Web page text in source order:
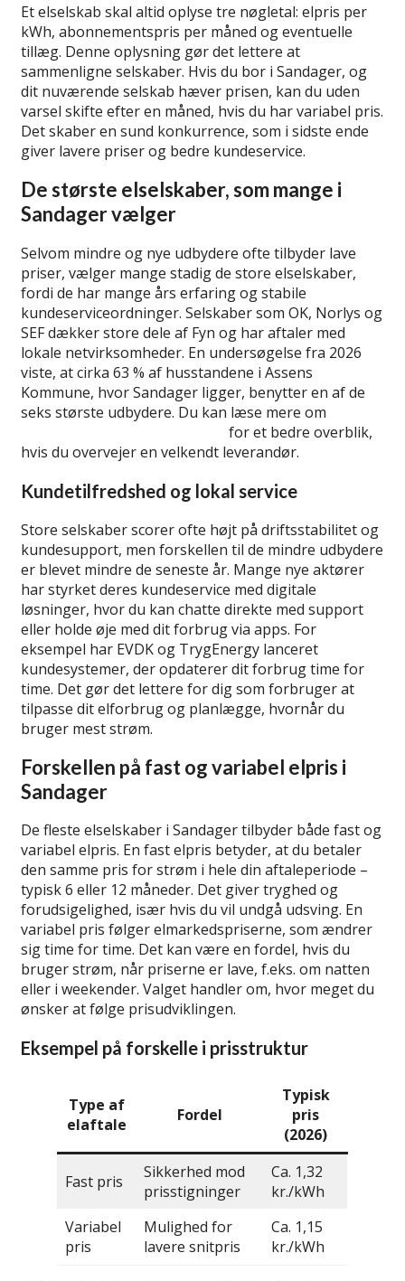
Et elselskab skal altid oplyse tre nøgletal: elpris per
kWh, abonnementspris per måned og eventuelle
tillæg. Denne oplysning gør det lettere at
sammenligne selskaber. Hvis du bor i Sandager, og
dit nuværende selskab hæver prisen, kan du uden
varsel skifte efter en måned, hvis du har variabel pris.
Det skaber en sund konkurrence, som i sidste ende
giver lavere priser og bedre kundeservice.
De største elselskaber, som mange i
Sandager vælger
Selvom mindre og nye udbydere ofte tilbyder lave
priser, vælger mange stadig de store elselskaber,
fordi de har mange års erfaring og stabile
kundeserviceordninger. Selskaber som OK, Norlys og
SEF dækker store dele af Fyn og har aftaler med
lokale netvirksomheder. En undersøgelse fra 2026
viste, at cirka 63 % af husstandene i Assens
Kommune, hvor Sandager ligger, benytter en af de
seks største udbydere. Du kan læse mere om
for et bedre overblik,
hvis du overvejer en velkendt leverandør.
Kundetilfredshed og lokal service
Store selskaber scorer ofte højt på driftsstabilitet og
kundesupport, men forskellen til de mindre udbydere
er blevet mindre de seneste år. Mange nye aktører
har styrket deres kundeservice med digitale
løsninger, hvor du kan chatte direkte med support
eller holde øje med dit forbrug via apps. For
eksempel har EVDK og TrygEnergy lanceret
kundesystemer, der opdaterer dit forbrug time for
time. Det gør det lettere for dig som forbruger at
tilpasse dit elforbrug og planlægge, hvornår du
bruger mest strøm.
Forskellen på fast og variabel elpris i
Sandager
De fleste elselskaber i Sandager tilbyder både fast og
variabel elpris. En fast elpris betyder, at du betaler
den samme pris for strøm i hele din aftaleperiode –
typisk 6 eller 12 måneder. Det giver tryghed og
forudsigelighed, især hvis du vil undgå udsving. En
variabel pris følger elmarkedspriserne, som ændrer
sig time for time. Det kan være en fordel, hvis du
bruger strøm, når priserne er lave, f.eks. om natten
eller i weekender. Valget handler om, hvor meget du
ønsker at følge prisudviklingen.
Eksempel på forskelle i prisstruktur
Type af
elaftale
Fordel
Typisk
pris
(2026)
Fast pris
Sikkerhed mod
prisstigninger
Ca. 1,32
kr./kWh
Variabel
pris
Mulighed for
lavere snitpris
Ca. 1,15
kr./kWh